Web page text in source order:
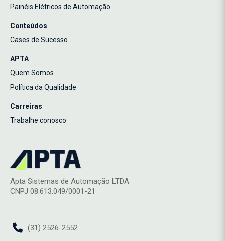
Painéis Elétricos de Automação
Conteúdos
Cases de Sucesso
APTA
Quem Somos
Política da Qualidade
Carreiras
Trabalhe conosco
Apta Sistemas de Automação LTDA
CNPJ 08.613.049/0001-21
(31) 2526-2552